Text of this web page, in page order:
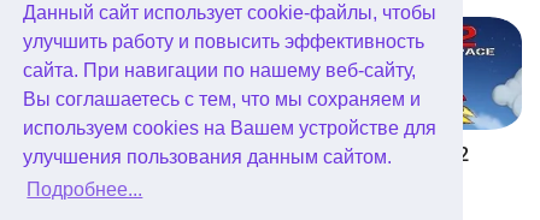
Данный сайт использует cookie-файлы, чтобы
улучшить работу и повысить эффективность
сайта. При навигации по нашему веб-сайту,
Вы соглашаетесь с тем, что мы сохраняем и
используем cookies на Вашем устройстве для
улучшения пользования данным сайтом.
Подробнее...
Королевство Китта Go Repo Into Space 2